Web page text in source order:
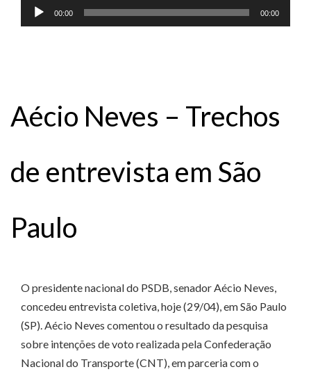
Tocador
de
00:00 00:00
Aécio Neves – Trechos
de entrevista em São
Paulo
O presidente nacional do PSDB, senador Aécio Neves,
concedeu entrevista coletiva, hoje (29/04), em São Paulo
(SP). Aécio Neves comentou o resultado da pesquisa
sobre intenções de voto realizada pela Confederação
Nacional do Transporte (CNT), em parceria com o